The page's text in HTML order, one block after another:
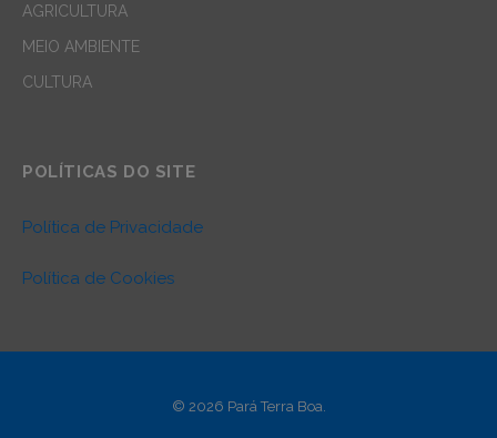
AGRICULTURA
MEIO AMBIENTE
CULTURA
POLÍTICAS DO SITE
Política de Privacidade
Política de Cookies
© 2026 Pará Terra Boa.